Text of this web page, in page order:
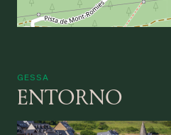
GESSA
ENTORNO